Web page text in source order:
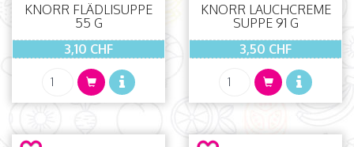
KNORR FLÄDLISUPPE
55 G
3,10 CHF
KNORR LAUCHCREME
SUPPE 91 G
3,50 CHF